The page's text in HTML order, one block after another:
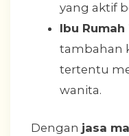
yang aktif
Ibu
tambahan
tertentu
wanita.
Dengan jasa